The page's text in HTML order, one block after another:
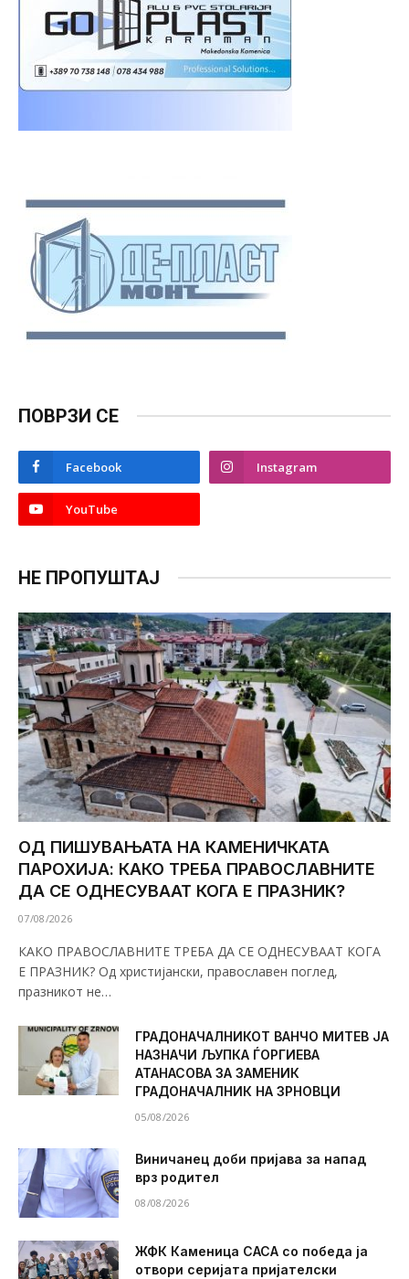
ПОВРЗИ СЕ
Facebook Instagram
YouTube
НЕ ПРОПУШТАЈ
ОД ПИШУВАЊАТА НА КАМЕНИЧКАТА
ПАРОХИЈА: КАКО ТРЕБА ПРАВОСЛАВНИТЕ
ДА СЕ ОДНЕСУВААТ КОГА Е ПРАЗНИК?
07/08/2026
КАКО ПРАВОСЛАВНИТЕ ТРЕБА ДА СЕ ОДНЕСУВААТ КОГА
Е ПРАЗНИК? Од христијански, православен поглед,
празникот не…
ГРАДОНАЧАЛНИКОТ ВАНЧО МИТЕВ ЈА
НАЗНАЧИ ЉУПКА ЃОРГИЕВА
АТАНАСОВА ЗА ЗАМЕНИК
ГРАДОНАЧАЛНИК НА ЗРНОВЦИ
05/08/2026
Виничанец доби пријава за напад
врз родител
08/08/2026
ЖФК Каменица САСА со победа ја
отвори серијата пријателски